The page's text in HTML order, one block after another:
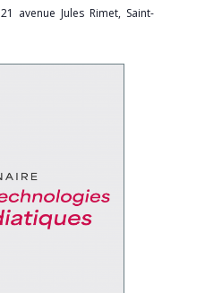
21 avenue Jules Rimet, Saint-